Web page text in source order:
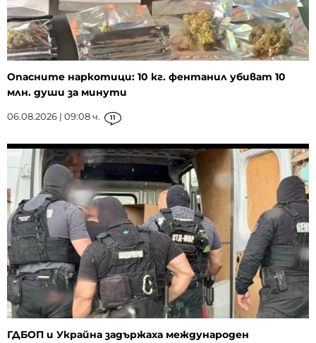
Опасните наркотици: 10 кг. фентанил убиват 10
млн. души за минути
06.08.2026 | 09:08 ч. 11
ГДБОП и Украйна задържаха международен